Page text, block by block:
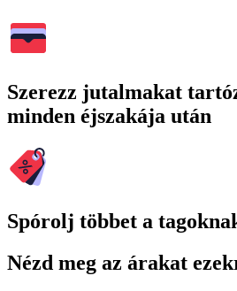
Szerezz jutalmakat
minden éjszakája után
Spórolj többet a
Nézd meg az árakat